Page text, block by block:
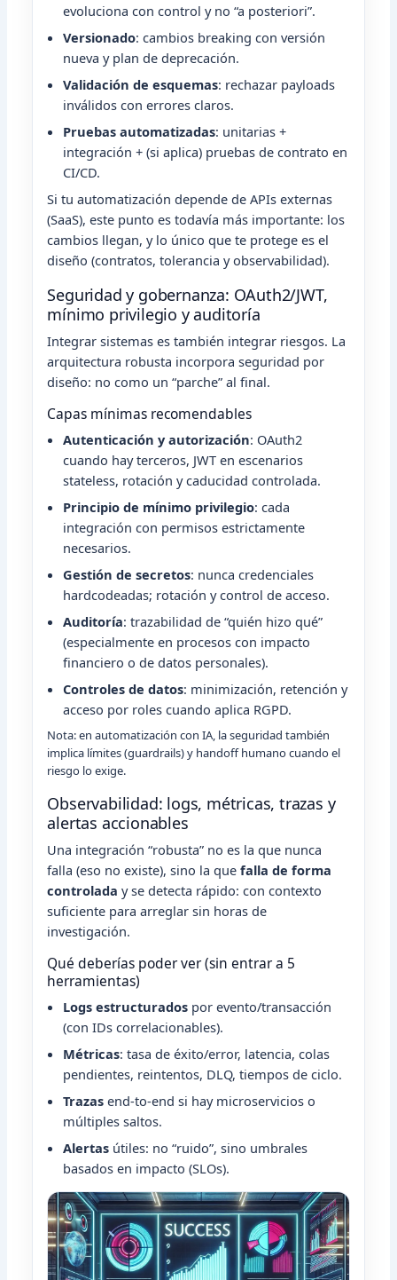
evoluciona con control y no “a posteriori”.
Versionado: cambios breaking con versión
nueva y plan de deprecación.
Validación de esquemas: rechazar payloads
inválidos con errores claros.
Pruebas automatizadas: unitarias +
integración + (si aplica) pruebas de contrato en
CI/CD.
Si tu automatización depende de APIs externas
(SaaS), este punto es todavía más importante: los
cambios llegan, y lo único que te protege es el
diseño (contratos, tolerancia y observabilidad).
Seguridad y gobernanza: OAuth2/JWT,
mínimo privilegio y auditoría
Integrar sistemas es también integrar riesgos. La
arquitectura robusta incorpora seguridad por
diseño: no como un “parche” al final.
Capas mínimas recomendables
Autenticación y autorización: OAuth2
cuando hay terceros, JWT en escenarios
stateless, rotación y caducidad controlada.
Principio de mínimo privilegio: cada
integración con permisos estrictamente
necesarios.
Gestión de secretos: nunca credenciales
hardcodeadas; rotación y control de acceso.
Auditoría: trazabilidad de “quién hizo qué”
(especialmente en procesos con impacto
financiero o de datos personales).
Controles de datos: minimización, retención y
acceso por roles cuando aplica RGPD.
Nota: en automatización con IA, la seguridad también
implica límites (guardrails) y handoff humano cuando el
riesgo lo exige.
Observabilidad: logs, métricas, trazas y
alertas accionables
Una integración “robusta” no es la que nunca
falla (eso no existe), sino la quefalla de forma
controlada y se detecta rápido: con contexto
suficiente para arreglar sin horas de
investigación.
Qué deberías poder ver (sin entrar a 5
herramientas)
Logs estructurados por evento/transacción
(con IDs correlacionables).
Métricas: tasa de éxito/error, latencia, colas
pendientes, reintentos, DLQ, tiempos de ciclo.
Trazas end-to-end si hay microservicios o
múltiples saltos.
Alertas útiles: no “ruido”, sino umbrales
basados en impacto (SLOs).